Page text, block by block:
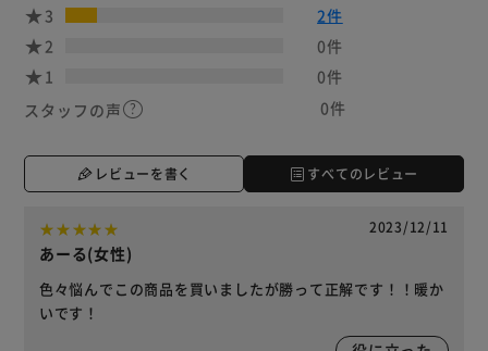
3
2件
2
0件
1
0件
スタッフの声
0件
レビューを書く すべてのレビュー
2023/12/11
あーる(女性)
色々悩んでこの商品を買いましたが勝って正解です！！暖か
いです！